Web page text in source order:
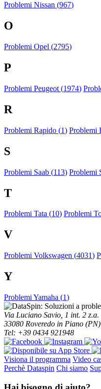
Problemi Nissan (967)
O
Problemi Opel (2795)
P
Problemi Peugeot (1974)
R
Problemi Rapido (1) Problemi
S
Problemi Saab (113) Problemi
T
Problemi Tata (10) Problemi
V
Problemi Volkswagen (4031)
Y
Problemi Yamaha (1)
Via Luciano Savio, 1 int. 2 z.a.
33080 Roveredo in Piano (PN)
Tel: +39 0434 921948
Visiona il programma Video
Perchè Dataspin Chi siamo